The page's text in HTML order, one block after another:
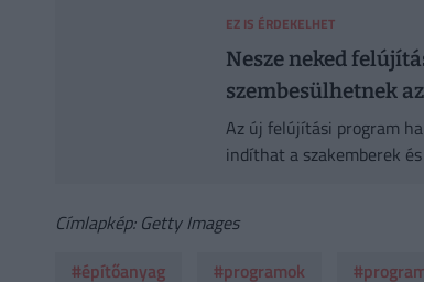
EZ IS ÉRDEKELHET
Nesze neked
szembesülhetnek
Az új felújítási program
indíthat a szakemberek
Címlapkép: Getty Images
#építőanyag
#programok